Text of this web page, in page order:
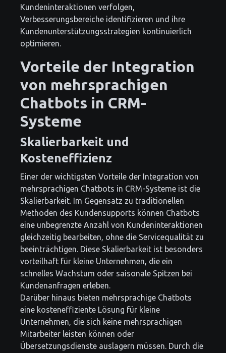
Kundeninteraktionen verfolgen,
Verbesserungsbereiche identifizieren und ihre
Kundenunterstützungsstrategien kontinuierlich
optimieren.
Vorteile der Integration
von mehrsprachigen
Chatbots in CRM-
Systeme
Skalierbarkeit und
Kosteneffizienz
Einer der wichtigsten Vorteile der Integration von
mehrsprachigen Chatbots in CRM-Systeme ist die
Skalierbarkeit. Im Gegensatz zu traditionellen
Methoden des Kundensupports können Chatbots
eine unbegrenzte Anzahl von Kundeninteraktionen
gleichzeitig bearbeiten, ohne die Servicequalität zu
beeinträchtigen. Diese Skalierbarkeit ist besonders
vorteilhaft für kleine Unternehmen, die ein
schnelles Wachstum oder saisonale Spitzen bei
Kundenanfragen erleben.
Darüber hinaus bieten mehrsprachige Chatbots
eine kosteneffiziente Lösung für kleine
Unternehmen, die sich keine mehrsprachigen
Mitarbeiter leisten können oder
Übersetzungsdienste auslagern müssen. Durch die